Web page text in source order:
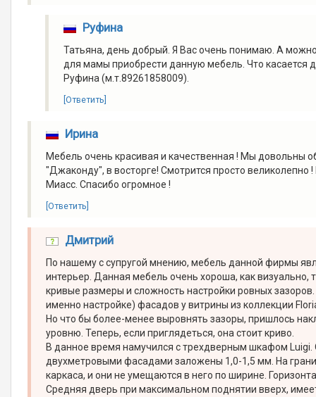
Руфина
Татьяна, день добрый. Я Вас очень понимаю. А
для мамы приобрести данную мебель. Что касается
Руфина (м.т.89261858009).
[Ответить]
Ирина
Мебель очень красивая и качественная ! Мы довольны
"Джаконду", в восторге! Смотрится просто
Миасс. Спасибо огромное !
[Ответить]
Дмитрий
По нашему с супругой мнению, мебель данной фирмы
интерьер. Данная мебель очень хороша, как визуально,
кривые размеры и сложность настройки ровных
именно настройке) фасадов у витрины из коллекции
Но что бы более-менее выровнять зазоры, пришлось
уровню. Теперь, если приглядеться, она стоит криво.
В данное время намучился с трехдверным шкафом
двухметровыми фасадами заложены 1,0-1,5 мм. На
каркаса, и они не умещаются в него по ширине.
Средняя дверь при максимальном поднятии вверх,